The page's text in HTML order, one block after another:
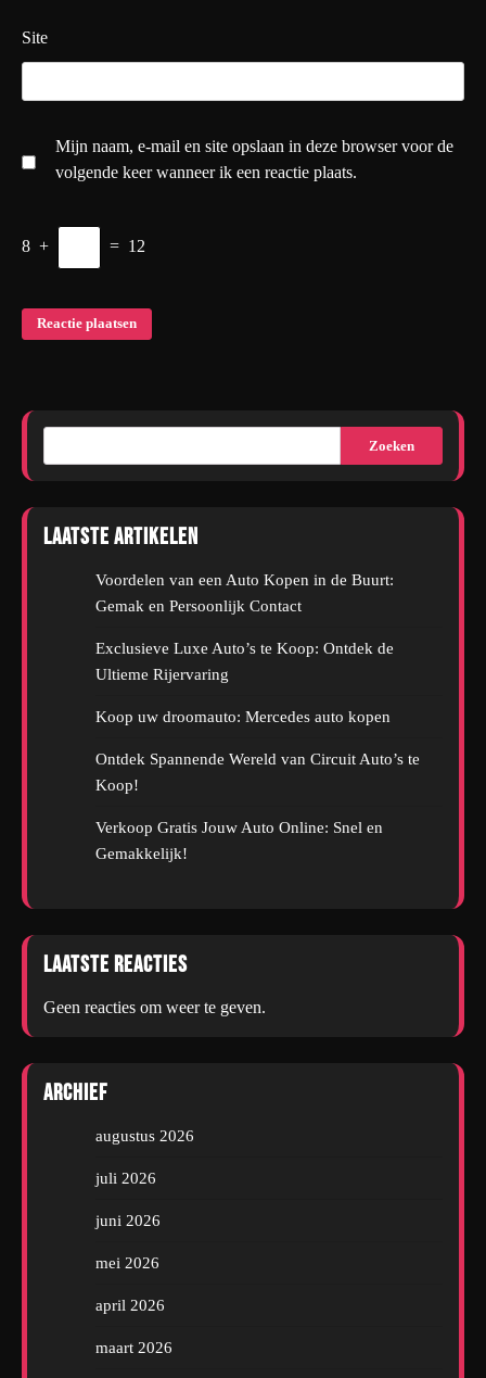
Site
Mijn naam, e-mail en site opslaan in deze browser voor de
volgende keer wanneer ik een reactie plaats.
8 + = 12
Zoeken
Laatste artikelen
Voordelen van een Auto Kopen in de Buurt:
Gemak en Persoonlijk Contact
Exclusieve Luxe Auto’s te Koop: Ontdek de
Ultieme Rijervaring
Koop uw droomauto: Mercedes auto kopen
Ontdek Spannende Wereld van Circuit Auto’s te
Koop!
Verkoop Gratis Jouw Auto Online: Snel en
Gemakkelijk!
Laatste reacties
Geen reacties om weer te geven.
Archief
augustus 2026
juli 2026
juni 2026
mei 2026
april 2026
maart 2026